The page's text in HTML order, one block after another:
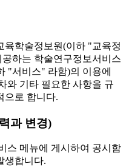
육학술정보원(이하 "교육정
공하는 학술연구정보서비스
"서비스" 라함)의 이용에
와 기타 필요한 사항을 규
으로 합니다.
과 변경)
스 메뉴에 게시하여 공시함
생합니다.